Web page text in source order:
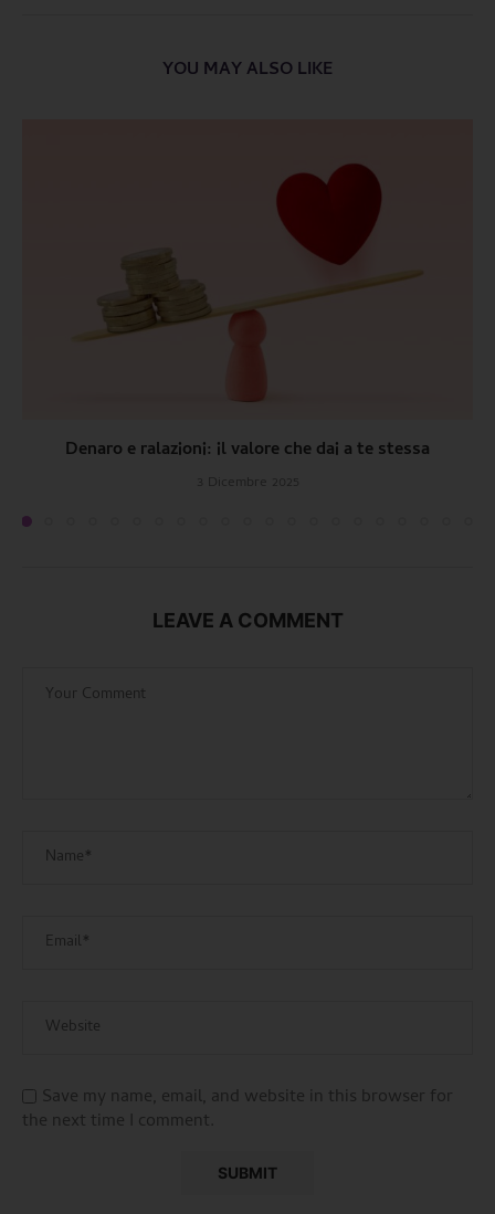
YOU MAY ALSO LIKE
Denaro e ralazioni: il valore che dai a te stessa
3 Dicembre 2025
LEAVE A COMMENT
Save my name, email, and website in this browser for
the next time I comment.